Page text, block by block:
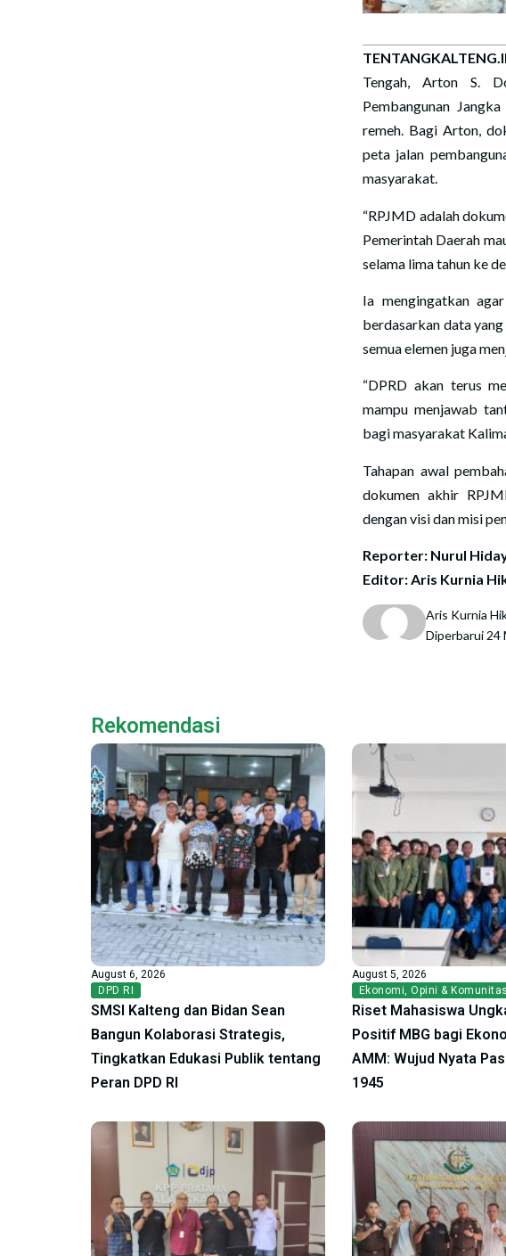
Tengah, Arton S.
Pembangunan
remeh. Bagi Arton,
peta jalan
masyarakat.
“RPJMD adalah
Pemerintah Daerah
selama lima tahun ke
Ia mengingatkan
berdasarkan data
semua elemen juga
“DPRD akan terus
mampu menjawab
bagi masyarakat
Tahapan awal
dokumen akhir
dengan visi dan misi
Reporter: Nurul
Editor: Aris Kurnia
Aris Kurnia
Diperbarui 24
Rekomendasi
August 6, 2026
DPD RI
SMSI Kalteng dan Bidan Sean
Bangun Kolaborasi Strategis,
Tingkatkan Edukasi Publik tentang
Peran DPD RI
August 5, 2026
Ekonomi Opini & Komunitas
Riset Mahasiswa
Positif MBG bagi
AMM: Wujud Nyata
1945